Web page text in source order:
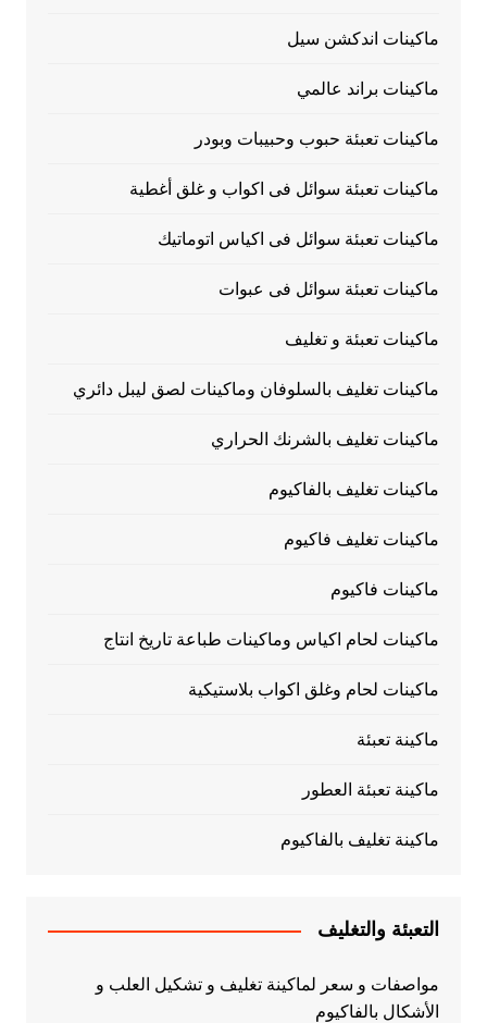
ماكينات اندكشن سيل
ماكينات براند عالمي
ماكينات تعبئة حبوب وحبيبات وبودر
ماكينات تعبئة سوائل فى اكواب و غلق أغطية
ماكينات تعبئة سوائل فى اكياس اتوماتيك
ماكينات تعبئة سوائل فى عبوات
ماكينات تعبئة و تغليف
ماكينات تغليف بالسلوفان وماكينات لصق ليبل دائري
ماكينات تغليف بالشرنك الحراري
ماكينات تغليف بالفاكيوم
ماكينات تغليف فاكيوم
ماكينات فاكيوم
ماكينات لحام اكياس وماكينات طباعة تاريخ انتاج
ماكينات لحام وغلق اكواب بلاستيكية
ماكينة تعبئة
ماكينة تعبئة العطور
ماكينة تغليف بالفاكيوم
التعبئة والتغليف
مواصفات و سعر لماكينة تغليف و تشكيل العلب و
الأشكال بالفاكيوم